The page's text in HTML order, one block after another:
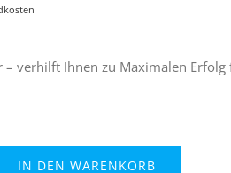
€.verhilft Ihnen zu Maximalen Erfolg
IN DEN WARENKORB